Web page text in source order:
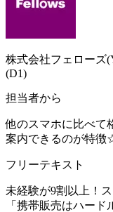
株式会社フェローズ
(D1)
担当者から
他のスマホに比べて
案内できるのが特徴
フリーテキスト
未経験が9割以上！
「携帯販売はハー